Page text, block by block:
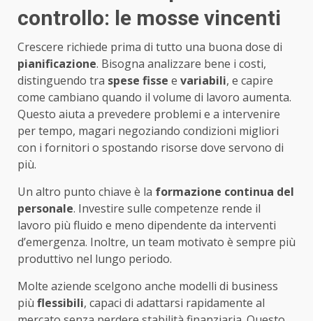
controllo: le mosse vincenti
Crescere richiede prima di tutto una buona dose di
pianificazione. Bisogna analizzare bene i costi,
distinguendo tra spese fisse e variabili, e capire
come cambiano quando il volume di lavoro aumenta.
Questo aiuta a prevedere problemi e a intervenire
per tempo, magari negoziando condizioni migliori
con i fornitori o spostando risorse dove servono di
più.
Un altro punto chiave è la formazione continua del
personale. Investire sulle competenze rende il
lavoro più fluido e meno dipendente da interventi
d’emergenza. Inoltre, un team motivato è sempre più
produttivo nel lungo periodo.
Molte aziende scelgono anche modelli di business
più flessibili, capaci di adattarsi rapidamente al